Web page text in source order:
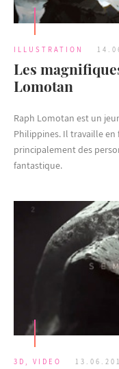
ILLUSTRATION
Les
Lomotan
Raph Lomotan est un
Philippines. Il travaille
principalement des
fantastique.
3D , VIDEO